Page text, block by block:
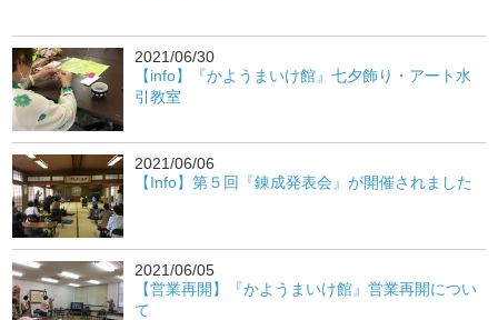
2021/06/30
【info】『かようまいけ館』七夕飾り・アート水
引教室
2021/06/06
【Info】第５回『錬成発表会』が開催されました
2021/06/05
【営業再開】『かようまいけ館』営業再開につい
て